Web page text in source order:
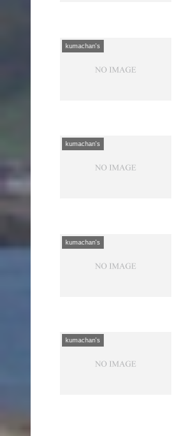
kumachan's
kumachan's
kumachan's
kumachan's